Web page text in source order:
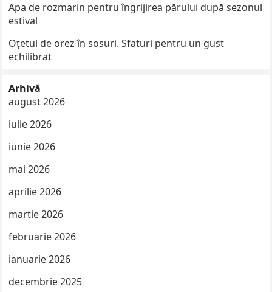
Apa de rozmarin pentru îngrijirea părului după sezonul
estival
Oțetul de orez în sosuri. Sfaturi pentru un gust
echilibrat
Arhivă
august 2026
iulie 2026
iunie 2026
mai 2026
aprilie 2026
martie 2026
februarie 2026
ianuarie 2026
decembrie 2025